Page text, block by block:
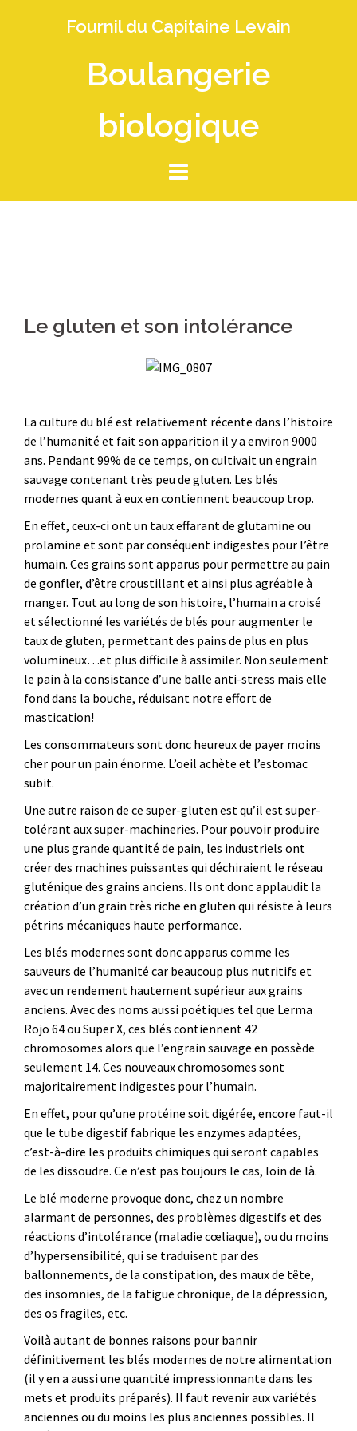
Fournil du Capitaine Levain
Boulangerie
biologique
Le gluten et son intolérance
La culture du blé est relativement récente dans l’histoire
de l’humanité et fait son apparition il y a environ 9000
ans. Pendant 99% de ce temps, on cultivait un engrain
sauvage contenant très peu de gluten. Les blés
modernes quant à eux en contiennent beaucoup trop.
En effet, ceux-ci ont un taux effarant de glutamine ou
prolamine et sont par conséquent indigestes pour l’être
humain. Ces grains sont apparus pour permettre au pain
de gonfler, d’être croustillant et ainsi plus agréable à
manger. Tout au long de son histoire, l’humain a croisé
et sélectionné les variétés de blés pour augmenter le
taux de gluten, permettant des pains de plus en plus
volumineux…et plus difficile à assimiler. Non seulement
le pain à la consistance d’une balle anti-stress mais elle
fond dans la bouche, réduisant notre effort de
mastication!
Les consommateurs sont donc heureux de payer moins
cher pour un pain énorme. L’oeil achète et l’estomac
subit.
Une autre raison de ce super-gluten est qu’il est super-
tolérant aux super-machineries. Pour pouvoir produire
une plus grande quantité de pain, les industriels ont
créer des machines puissantes qui déchiraient le réseau
gluténique des grains anciens. Ils ont donc applaudit la
création d’un grain très riche en gluten qui résiste à leurs
pétrins mécaniques haute performance.
Les blés modernes sont donc apparus comme les
sauveurs de l’humanité car beaucoup plus nutritifs et
avec un rendement hautement supérieur aux grains
anciens. Avec des noms aussi poétiques tel que Lerma
Rojo 64 ou Super X, ces blés contiennent 42
chromosomes alors que l’engrain sauvage en possède
seulement 14. Ces nouveaux chromosomes sont
majoritairement indigestes pour l’humain.
En effet, pour qu’une protéine soit digérée, encore faut-il
que le tube digestif fabrique les enzymes adaptées,
c’est-à-dire les produits chimiques qui seront capables
de les dissoudre. Ce n’est pas toujours le cas, loin de là.
Le blé moderne provoque donc, chez un nombre
alarmant de personnes, des problèmes digestifs et des
réactions d’intolérance (maladie cœliaque), ou du moins
d’hypersensibilité, qui se traduisent par des
ballonnements, de la constipation, des maux de tête,
des insomnies, de la fatigue chronique, de la dépression,
des os fragiles, etc.
Voilà autant de bonnes raisons pour bannir
définitivement les blés modernes de notre alimentation
(il y en a aussi une quantité impressionnante dans les
mets et produits préparés). Il faut revenir aux variétés
anciennes ou du moins les plus anciennes possibles. Il